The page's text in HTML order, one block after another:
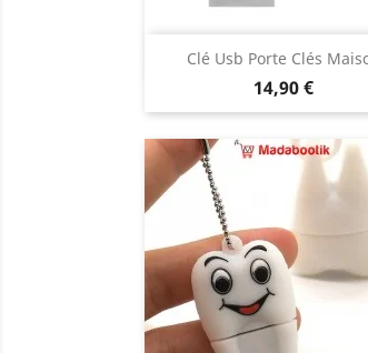
Clé Usb Porte Clés
Prix
14,90 €
Aperçu rapide